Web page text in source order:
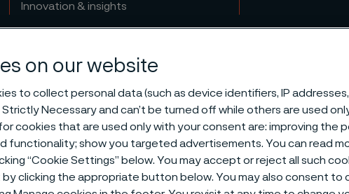
Innovation & insights
on our website
to collect personal data (such as device identifiers, IP
Necessary and can’t be turned off while others are used
cookies that are used only with your consent are: improving the
functionality; show you targeted advertisements. You can read
“Cookie Settings” below. You may accept or reject all such
clicking the appropriate button below. You may also consent to